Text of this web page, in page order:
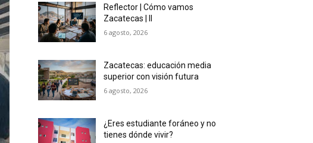
Reflector | Cómo vamos
Zacatecas | II
6 agosto, 2026
Zacatecas: educación media
superior con visión futura
6 agosto, 2026
¿Eres estudiante foráneo y no
tienes dónde vivir?